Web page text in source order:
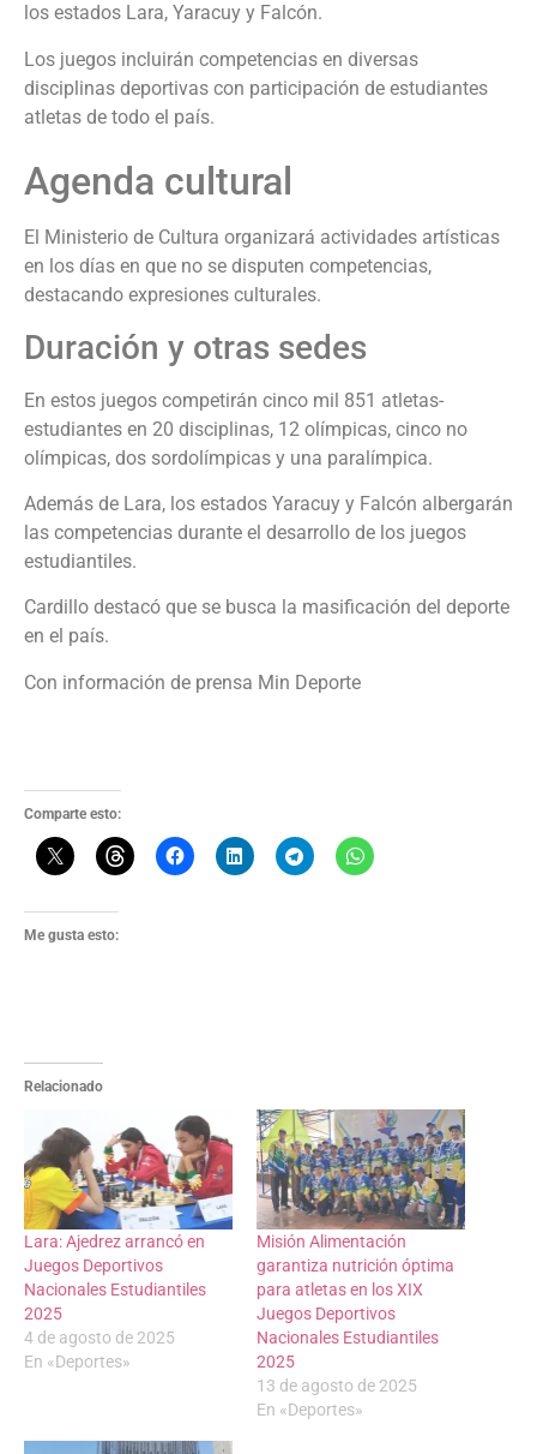
los estados Lara, Yaracuy y Falcón.
Los juegos incluirán competencias en diversas
disciplinas deportivas con participación de estudiantes
atletas de todo el país.
Agenda cultural
El Ministerio de Cultura organizará actividades artísticas
en los días en que no se disputen competencias,
destacando expresiones culturales.
Duración y otras sedes
En estos juegos competirán cinco mil 851 atletas-
estudiantes en 20 disciplinas, 12 olímpicas, cinco no
olímpicas, dos sordolímpicas y una paralímpica.
Además de Lara, los estados Yaracuy y Falcón albergarán
las competencias durante el desarrollo de los juegos
estudiantiles.
Cardillo destacó que se busca la masificación del deporte
en el país.
Con información de prensa Min Deporte
Comparte esto:
Me gusta esto:
Relacionado
Lara: Ajedrez arrancó en
Juegos Deportivos
Nacionales Estudiantiles
2025
4 de agosto de 2025
En «Deportes»
Misión Alimentación
garantiza nutrición óptima
para atletas en los XIX
Juegos Deportivos
Nacionales Estudiantiles
2025
13 de agosto de 2025
En «Deportes»